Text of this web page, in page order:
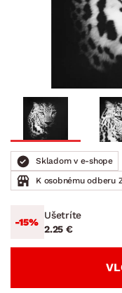
Skladom v e-shope
K osobnému odberu
-15%
Ušetríte
2.25 €